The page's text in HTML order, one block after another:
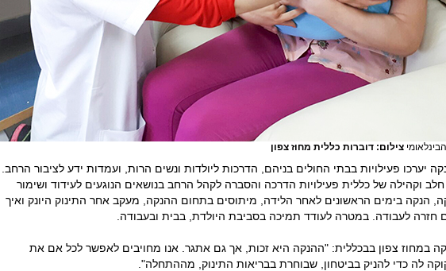
צילום: דוברות כללית מחוז צפון
יערכו פעילויות בבתי החולים בניהם, הדרכות ליולדות ונשים הרות, ועמדות ידע לציבור הרחב.
וקהילה של כללית פעילויות הדרכה והסברה לקהל הרחב בנושאים הנוגעים לעידוד ושימור
הנקה בימים הראשונים לאחר הלידה, מיתוסים בתחום ההנקה, מעקב אחר התינוק היונק ואיך
לעבודה. במטרה לעודד תמיכה בסביבת היולדת, בבית ובעבודה.
במחוז צפון בבכללית: "ההנקה היא זכות, אך גם אתגר. אנו מחויבים לאפשר לכל אם את
לה כדי להניק בביטחון, שבוחרת בבריאות התינוק, מההתחלה".